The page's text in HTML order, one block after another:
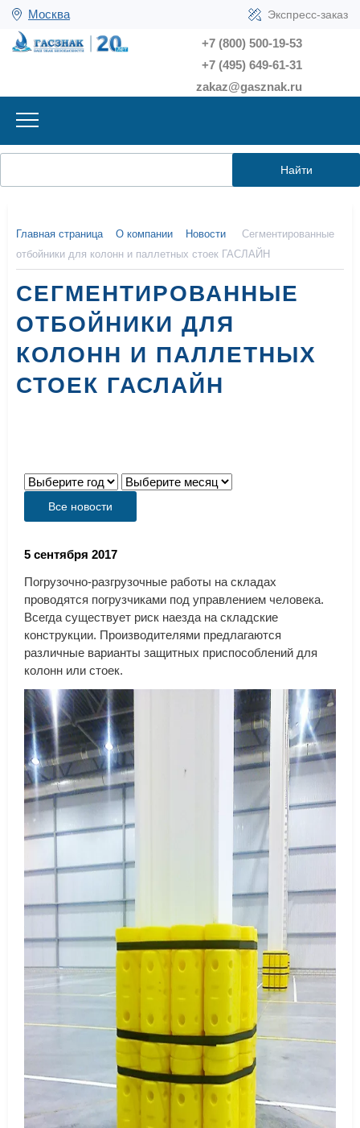
Москва Экспресс-заказ
+7 (800) 500-19-53
+7 (495) 649-61-31
zakaz@gasznak.ru
Найти
Главная страница О компании Новости
Сегментированные
отбойники для колонн и паллетных стоек ГАСЛАЙН
СЕГМЕНТИРОВАННЫЕ
ОТБОЙНИКИ ДЛЯ
КОЛОНН И ПАЛЛЕТНЫХ
СТОЕК ГАСЛАЙН
Все новости
5 сентября 2017
Погрузочно-разгрузочные работы на складах
проводятся погрузчиками под управлением человека.
Всегда существует риск наезда на складские
конструкции. Производителями предлагаются
различные варианты защитных приспособлений для
колонн или стоек.